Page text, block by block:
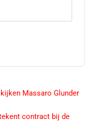
Massaro Glunder
contract bij de